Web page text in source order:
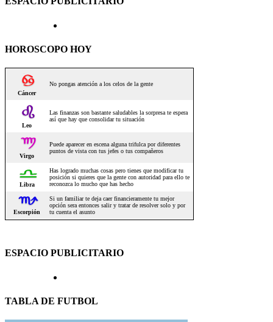
HOROSCOPO HOY
ESPACIO PUBLICITARIO
TABLA DE FUTBOL